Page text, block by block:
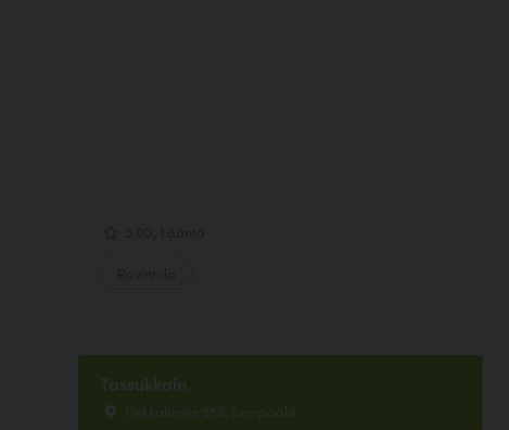
Tassukkain
Pirkkalantie 558, Lempäälä